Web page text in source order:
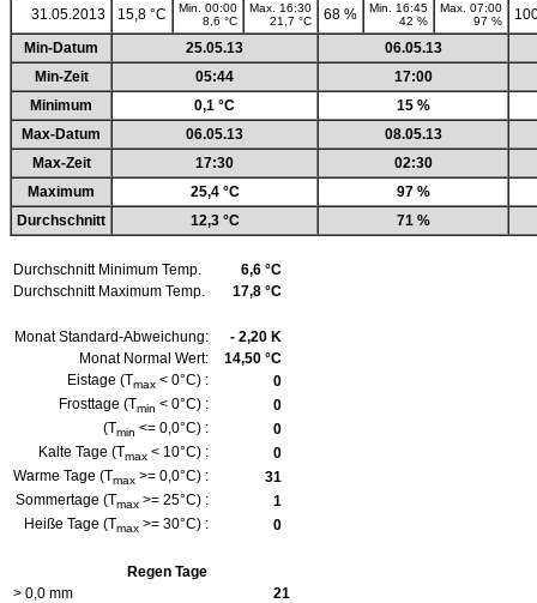
31.05.2013 15,8 °C
Min. 00:00
8,6 °C
Max. 16:30
21,7 °C
68 %
Min. 16:45
42 %
Max. 07:00
97 %
Min-Datum
25.05.13
06.05.13
Min-Zeit
05:44
17:00
Minimum
0,1 °C
15 %
Max-Datum
06.05.13
08.05.13
Max-Zeit
17:30
02:30
Maximum
25,4 °C
97 %
Durchschnitt
12,3 °C 71 %
Durchschnitt Minimum Temp.
6,6 °C
Durchschnitt Maximum Temp.
17,8 °C
Monat Standard-Abweichung:
- 2,20 K
Monat Normal Wert:
14,50 °C
Eistage (Tmax < 0°C) :
0
Frosttage (Tmin < 0°C) :
0
(Tmin <= 0,0°C) :
0
Kalte Tage (Tmax < 10°C) :
0
Warme Tage (Tmax >= 0,0°C) :
31
Sommertage (Tmax >= 25°C) :
1
Heiße Tage (Tmax >= 30°C) : 0
Regen Tage
> 0,0 mm
21